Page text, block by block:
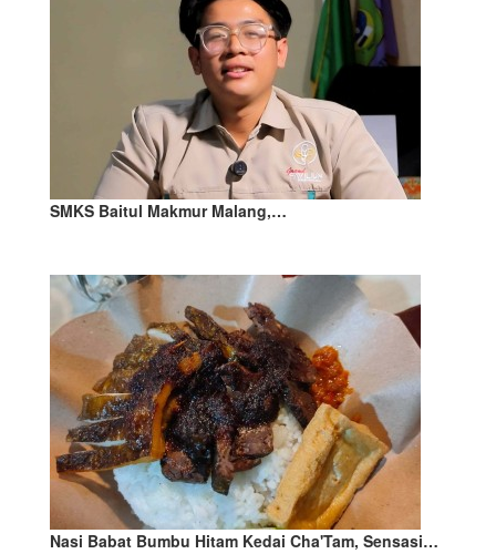
SMKS Baitul Makmur Malang,…
Nasi Babat Bumbu Hitam Kedai Cha'Tam, Sensasi…